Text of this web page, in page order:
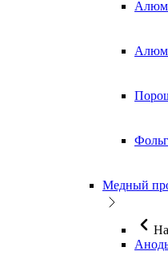
Медный